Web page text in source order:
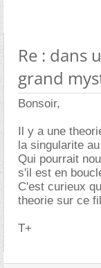
Re : dans
grand
Bonsoir,
Il y a une
la singularite
Qui pourrait
s'il est en
C'est curieux
theorie sur ce
T+